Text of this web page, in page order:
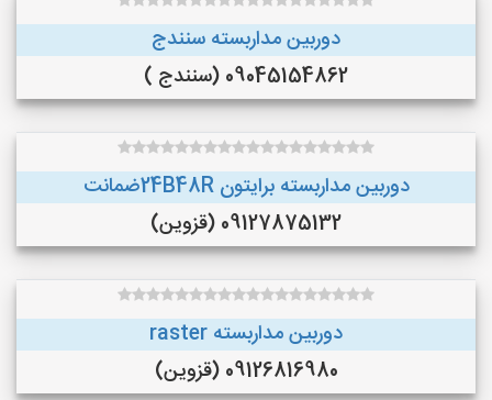
دوربین مداربسته سنندج
09045154862 (سنندج )
دوربین مداربسته برایتون 24B48Rضمانت
09127875132 (قزوین)
دوربین مداربسته raster
09126816980 (قزوین)